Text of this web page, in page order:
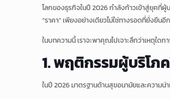
โลกของธุรกิจในปี 2026 กำลังก้าวเข้าสู่ยุคที่
“ราคา” เพียงอย่างเดียวไม่ใช่ทางรอดที่ยั่ง
ในบทความนี้ เราจะพาคุณไปเจาะลึกว่าเหตุใ
1. พฤติกรรมผู้บริโภ
ในปี 2026 มาตรฐานด้านสุขอนามัยและความ